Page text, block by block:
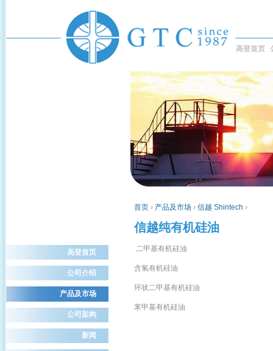
高登首页
首页 › 产品及市场 › 信越 Shintech ›
信越纯有机硅油
二甲基有机硅油
含氢有机硅油
环状二甲基有机硅油
苯甲基有机硅油
高登首页
公司介绍
产品及市场
公司架构
新闻